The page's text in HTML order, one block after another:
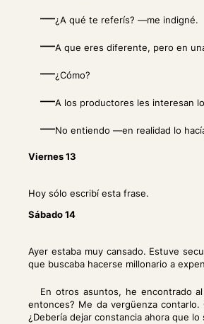
—¿A qué te referís? —me indigné.
—A que eres diferente, pero en
—¿Cómo?
—A los productores les interesan
—No entiendo —en realidad lo
Viernes 13
Hoy sólo escribí esta frase.
Sábado 14
Ayer estaba muy cansado. Estuve
que buscaba hacerse millonario a
En otros asuntos, he encontrado
entonces? Me da vergüenza
¿Debería dejar constancia ahora que